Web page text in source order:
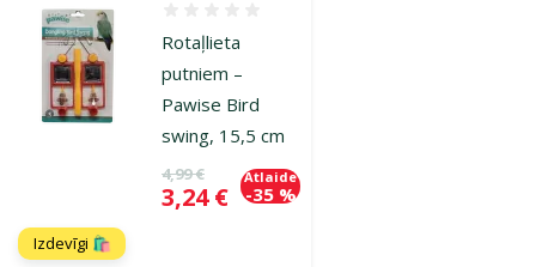
Rotaļlieta
putniem –
Pawise Bird
swing, 15,5 cm
Oriģinālā cena
4,99 €
Cena
3,24 €
Atlaide
-35 %
Izdevīgi 🛍️